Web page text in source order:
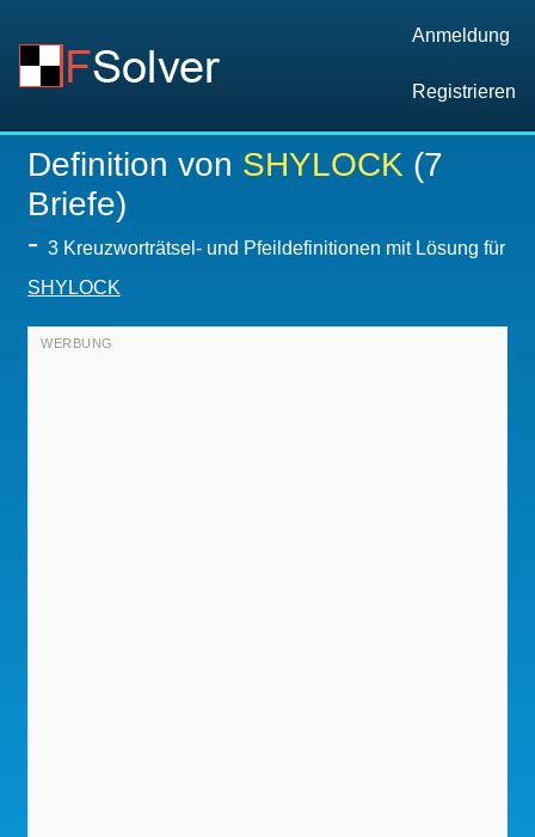
Anmeldung
Registrieren
Definition von SHYLOCK (7
Briefe)
- 3 Kreuzworträtsel- und Pfeildefinitionen mit Lösung für
SHYLOCK